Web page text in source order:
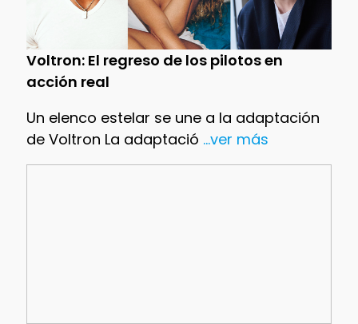
Voltron: El regreso de los pilotos en
acción real
Un elenco estelar se une a la adaptación
de Voltron La adaptació ...ver más